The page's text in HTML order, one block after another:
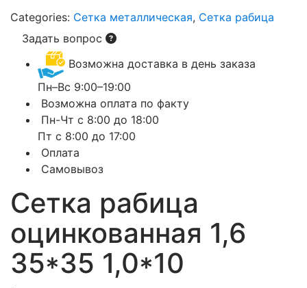
Categories: Сетка металлическая, Сетка рабица
Задать вопрос
Возможна доставка в день заказа
Пн–Вс 9:00–19:00
Возможна оплата по факту
Пн-Чт с 8:00 до 18:00
Пт с 8:00 до 17:00
Оплата
Самовывоз
Сетка рабица
оцинкованная 1,6
35*35 1,0*10